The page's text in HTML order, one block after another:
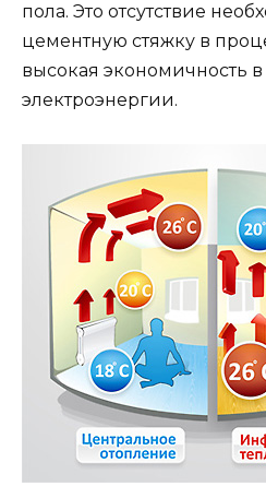
пола. Это отсутствие
цементную стяжку в
высокая экономичность в
электроэнергии.